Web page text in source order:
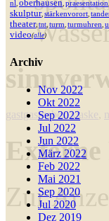
nl, oberhausen, praesentation,
skulptur, stärkenvorort,
theater,tnt, turm, turmuhren,
video(alle)
Archiv
Nov 2022
Okt 2022
Sep 2022
Jul 2022
Jun 2022
März 2022
Feb 2022
Mai 2021
Sep 2020
Jul 2020
Dez 2019
gastgastgeber,klaske
Externe
Zur